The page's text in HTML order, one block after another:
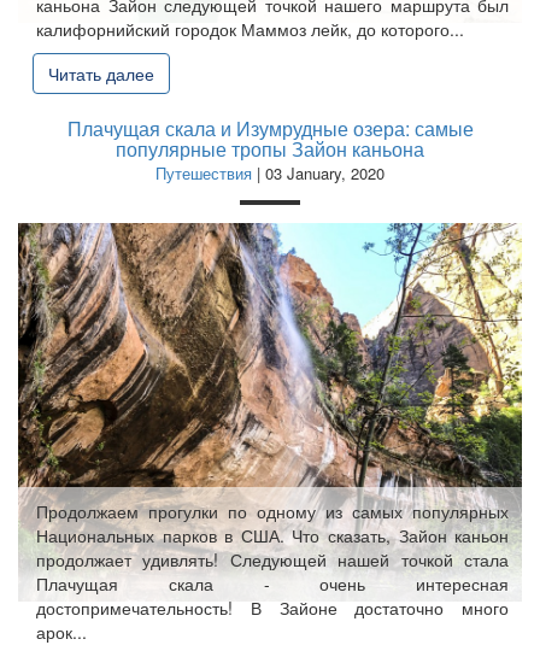
каньона Зайон следующей точкой нашего маршрута был
калифорнийский городок Маммоз лейк, до которого...
Читать далее
Плачущая скала и Изумрудные озера: самые
популярные тропы Зайон каньона
Путешествия | 03 January, 2020
Продолжаем прогулки по одному из самых популярных
Национальных парков в США. Что сказать, Зайон каньон
продолжает удивлять! Следующей нашей точкой стала
Плачущая скала - очень интересная
достопримечательность! В Зайоне достаточно много
арок...